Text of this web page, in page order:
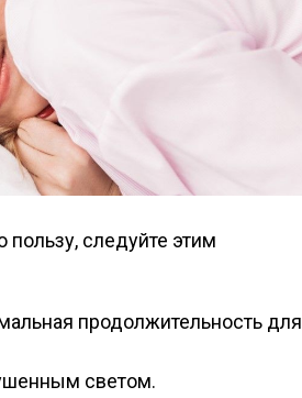
следуйте этим
продолжительность для
светом.